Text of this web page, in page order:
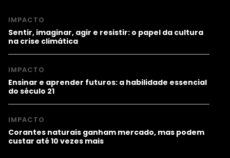
IMPACTO
Sentir, imaginar, agir e resistir: o papel da cultura
na crise climática
IMPACTO
Ensinar e aprender futuros: a habilidade essencial
do século 21
IMPACTO
Corantes naturais ganham mercado, mas podem
custar até 10 vezes mais